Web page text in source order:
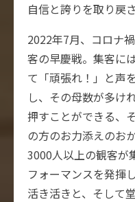
自信と誇りを取り戻
2022年7月、コロナ
客の早慶戦。集客に
て「頑張れ！」と声
し、その母数が多け
押すことができる、
の方のお力添えのお
3000人以上の観客が
フォーマンスを発揮
活き活きと、そして